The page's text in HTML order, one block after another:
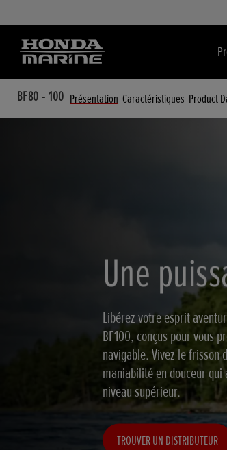
BF80 - 100 Présentation Caractéristiques Product
Une
Libérez votre esprit
BF100, conçus pour vous
navigable. Vivez le frisson
maniabilité en douceur qui
niveau supérieur.
TROUVER UN DISTRIBUTEUR